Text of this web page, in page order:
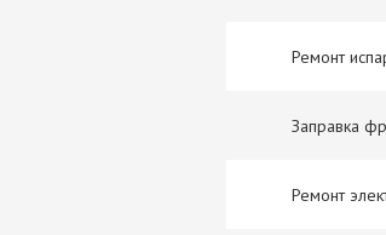
Ремонт
Заправка
Ремонт